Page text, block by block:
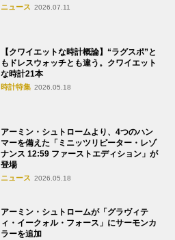
ニュース 2026.07.11
【クワイエットな時計概論】“ラグスポ”と
もドレスウォッチとも違う。クワイエット
な時計21本
時計特集 2026.05.18
アーミン・シュトロームより、4つのハン
マーを備えた「ミニッツリピーター・レゾ
ナンス 12:59 ファーストエディション」が
登場
ニュース 2026.05.18
アーミン・シュトロームが「グラヴィテ
ィ・イークォル・フォース」にサーモンカ
ラーを追加